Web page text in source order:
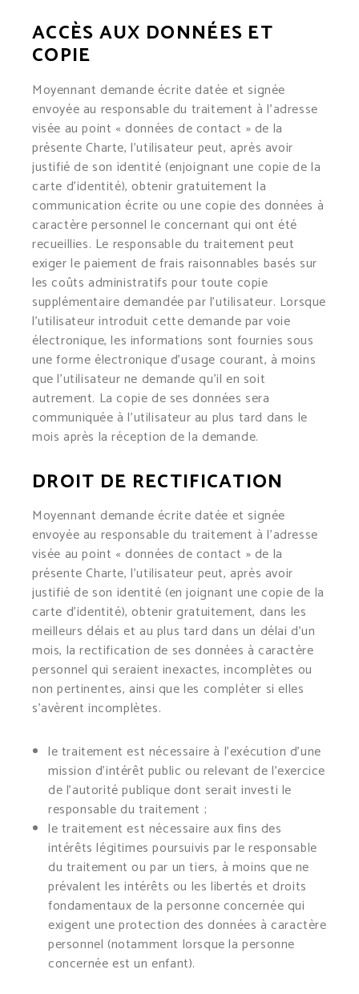
ACCÈS AUX DONNÉES ET
COPIE
Moyennant demande écrite datée et signée
envoyée au responsable du traitement à l’adresse
visée au point « données de contact » de la
présente Charte, l’utilisateur peut, après avoir
justifié de son identité (enjoignant une copie de la
carte d’identité), obtenir gratuitement la
communication écrite ou une copie des données à
caractère personnel le concernant qui ont été
recueillies. Le responsable du traitement peut
exiger le paiement de frais raisonnables basés sur
les coûts administratifs pour toute copie
supplémentaire demandée par l’utilisateur. Lorsque
l’utilisateur introduit cette demande par voie
électronique, les informations sont fournies sous
une forme électronique d’usage courant, à moins
que l’utilisateur ne demande qu’il en soit
autrement. La copie de ses données sera
communiquée à l’utilisateur au plus tard dans le
mois après la réception de la demande.
DROIT DE RECTIFICATION
Moyennant demande écrite datée et signée
envoyée au responsable du traitement à l’adresse
visée au point « données de contact » de la
présente Charte, l’utilisateur peut, après avoir
justifié de son identité (en joignant une copie de la
carte d’identité), obtenir gratuitement, dans les
meilleurs délais et au plus tard dans un délai d’un
mois, la rectification de ses données à caractère
personnel qui seraient inexactes, incomplètes ou
non pertinentes, ainsi que les compléter si elles
s’avèrent incomplètes.
le traitement est nécessaire à l’exécution d’une
mission d’intérêt public ou relevant de l’exercice
de l’autorité publique dont serait investi le
responsable du traitement ;
le traitement est nécessaire aux fins des
intérêts légitimes poursuivis par le responsable
du traitement ou par un tiers, à moins que ne
prévalent les intérêts ou les libertés et droits
fondamentaux de la personne concernée qui
exigent une protection des données à caractère
personnel (notamment lorsque la personne
concernée est un enfant).